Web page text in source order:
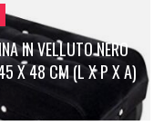
IN VELLUTO NERO
X 48 CM (L X P X A)